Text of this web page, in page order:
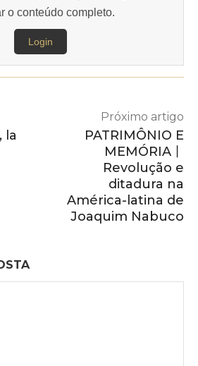
o conteúdo completo.
Login
la
Próximo artigo
PATRIMÔNIO E
MEMÓRIA丨
Revolução e
ditadura na
América-latina de
Joaquim Nabuco